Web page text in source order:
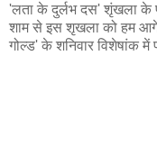
'लता के दुर्लभ दस' शृंखला के
शाम से इस शृखला को हम आगे
गोल्ड' के शनिवार विशेषांक में